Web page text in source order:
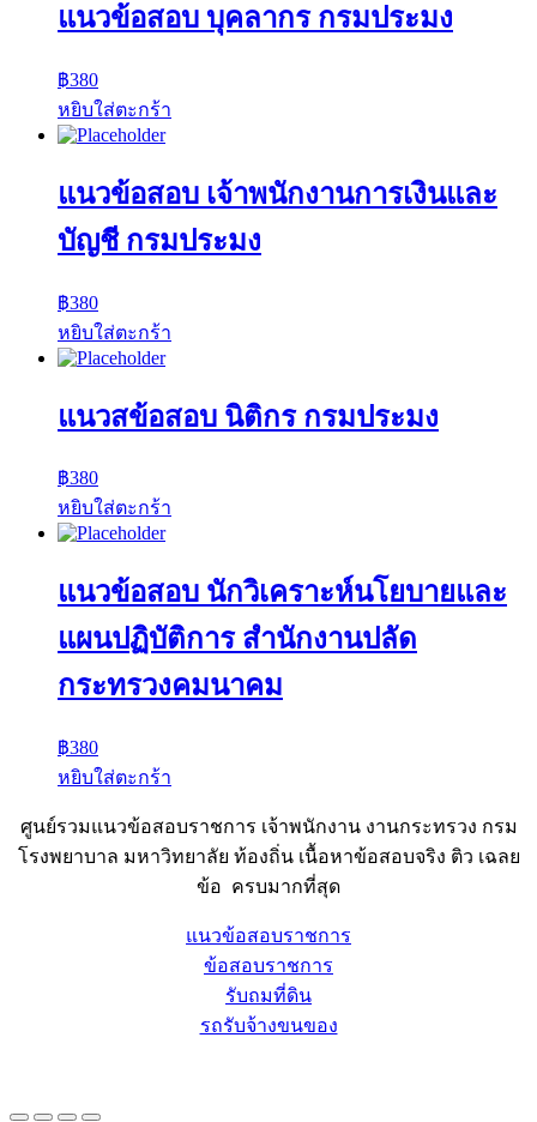
แนวข้อสอบ บุคลากร กรมประมง
฿380
หยิบใส่ตะกร้า
แนวข้อสอบ เจ้าพนักงานการเงินและ
บัญชี กรมประมง
฿380
หยิบใส่ตะกร้า
แนวสข้อสอบ นิติกร กรมประมง
฿380
หยิบใส่ตะกร้า
แนวข้อสอบ นักวิเคราะห์นโยบายและ
แผนปฏิบัติการ สำนักงานปลัด
กระทรวงคมนาคม
฿380
หยิบใส่ตะกร้า
ศูนย์รวมแนวข้อสอบราชการ เจ้าพนักงาน งานกระทรวง กรม
โรงพยาบาล มหาวิทยาลัย ท้องถิ่น เนื้อหาข้อสอบจริง ติว เฉลย
ข้อ ครบมากที่สุด
แนวข้อสอบราชการ
ข้อสอบราชการ
รับถมที่ดิน
รถรับจ้างขนของ